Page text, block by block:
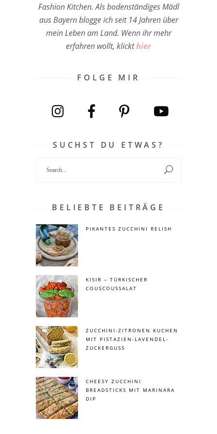
Fashion Kitchen. Als bodenständiges Mädl
aus Bayern blogge ich seit 14 Jahren über
mein Leben am Land. Wenn ihr mehr
erfahren wollt, klickthier
FOLGE MIR
SUCHST DU ETWAS?
BELIEBTE BEITRÄGE
PIKANTES ZUCCHINI RELISH
KISIR – TÜRKISCHER
COUSCOUSSALAT
ZUCCHINI-ZITRONEN KUCHEN
MIT PISTAZIEN-LAVENDEL-
ZUCKERGUSS
CHEESY ZUCCHINI
BREADSTICKS MIT MARINARA
DIP